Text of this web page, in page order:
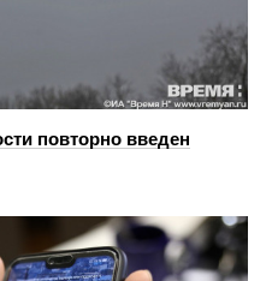
повторно введен